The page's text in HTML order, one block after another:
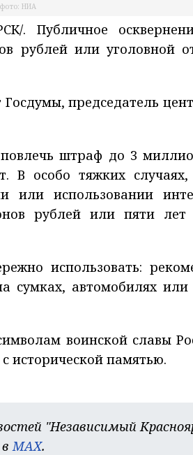
фото: НИА
. Публичное
или уголовной
председатель
штраф до 3
В особо тяжких
или использовании
рублей или пяти лет
использовать:
сумках, автомобилях или
воинской славы
исторической памятью.
"Независимый
вMAX.